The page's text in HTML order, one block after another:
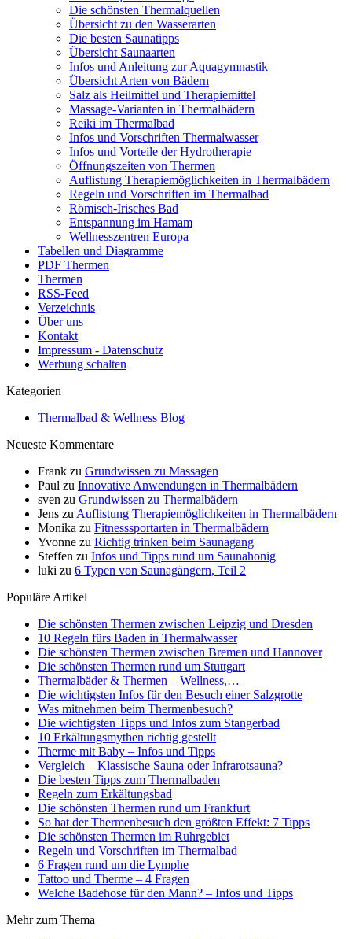
Die schönsten Thermalquellen
Übersicht zu den Wasserarten
Die besten Saunatipps
Übersicht Saunaarten
Infos und Anleitung zur Aquagymnastik
Übersicht Arten von Bädern
Salz als Heilmittel und Therapiemittel
Massage-Varianten in Thermalbädern
Reiki im Thermalbad
Infos und Vorschriften Thermalwasser
Infos und Vorteile der Hydrotherapie
Öffnungszeiten von Thermen
Auflistung Therapiemöglichkeiten in Thermalbädern
Regeln und Vorschriften im Thermalbad
Römisch-Irisches Bad
Entspannung im Hamam
Wellnesszentren Europa
Tabellen und Diagramme
PDF Thermen
Thermen
RSS-Feed
Verzeichnis
Über uns
Kontakt
Impressum - Datenschutz
Werbung schalten
Kategorien
Thermalbad & Wellness Blog
Neueste Kommentare
Frank zu Grundwissen zu Massagen
Paul zu Innovative Anwendungen in Thermalbädern
sven zu Grundwissen zu Thermalbädern
Jens zuAuflistung Therapiemöglichkeiten in Thermalbädern
Monika zu Fitnesssportarten in Thermalbädern
Yvonne zu Richtig trinken beim Saunagang
Steffen zu Infos und Tipps rund um Saunahonig
luki zu 6 Typen von Saunagängern, Teil 2
Populäre Artikel
Die schönsten Thermen zwischen Leipzig und Dresden
10 Regeln fürs Baden in Thermalwasser
Die schönsten Thermen zwischen Bremen und Hannover
Die schönsten Thermen rund um Stuttgart
Thermalbäder & Thermen – Wellness,…
Die wichtigsten Infos für den Besuch einer Salzgrotte
Was mitnehmen beim Thermenbesuch?
Die wichtigsten Tipps und Infos zum Stangerbad
10 Erkältungsmythen richtig gestellt
Therme mit Baby – Infos und Tipps
Vergleich – Klassische Sauna oder Infrarotsauna?
Die besten Tipps zum Thermalbaden
Regeln zum Erkältungsbad
Die schönsten Thermen rund um Frankfurt
So hat der Thermenbesuch den größten Effekt: 7 Tipps
Die schönsten Thermen im Ruhrgebiet
Regeln und Vorschriften im Thermalbad
6 Fragen rund um die Lymphe
Tattoo und Therme – 4 Fragen
Welche Badehose für den Mann? – Infos und Tipps
Mehr zum Thema